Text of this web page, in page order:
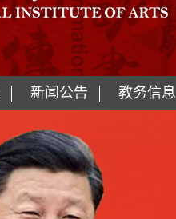
新闻公告 教务信息